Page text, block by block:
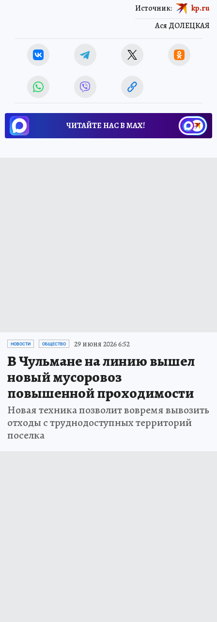
Ася ДОЛЕЦКАЯ
Источник: kp.ru
ЧИТАЙТЕ НАС В МАХ!
НОВОСТИ ОБЩЕСТВО 29 июня 2026 6:52
В Чульмане на линию вышел
новый мусоровоз
повышенной проходимости
Новая техника позволит вовремя вывозить
отходы с труднодоступных территорий
поселка